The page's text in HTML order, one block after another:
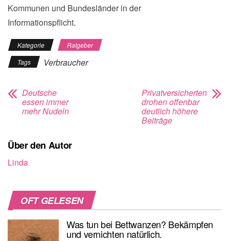
Kommunen und Bundesländer in der
Informationspflicht.
Kategorie
Ratgeber
Tags
Verbraucher
Deutsche
essen immer
mehr Nudeln
Privatversicherten
drohen offenbar
deutlich höhere
Beiträge
Über den Autor
Linda
OFT GELESEN
Was tun bei Bettwanzen? Bekämpfen
und vernichten natürlich.